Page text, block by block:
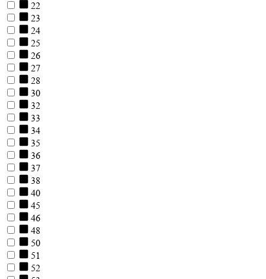
22
23
24
25
26
27
28
30
32
33
34
35
36
37
38
40
45
46
48
50
51
52